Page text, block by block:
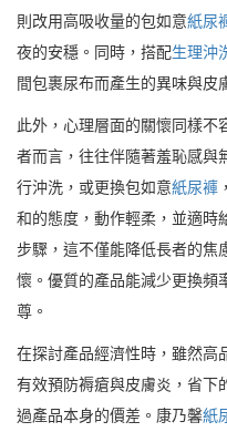
則改用高吸收量的包如意紙尿
夜的安穩。同時，搭配生理沖
間包裹尿布而產生的異味與皮
此外，心理層面的關懷同樣不
者而言，往往伴隨著羞恥感與
行沖洗，或更換包如意紙尿褲
和的態度，動作輕柔，並適時
步驟，這不僅能降低長者的焦
懷。優質的產品能減少更換頻
尊。
在探討產品經濟性時，雖然高
有效預防褥瘡與皮膚炎，省下
過產品本身的價差。康乃馨紙